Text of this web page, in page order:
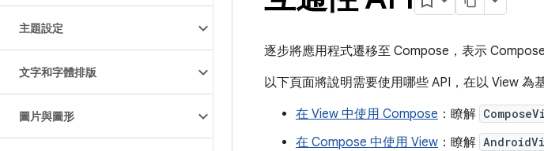
主題設定
文字和字體排版
圖片與圖形
逐步將應用程式遷移至 Compose，表示
以下頁面將說明需要使用哪些 API，在以 View 為
在 View 中使用 Compose ：瞭解
在 Compose 中使用 View ：瞭解